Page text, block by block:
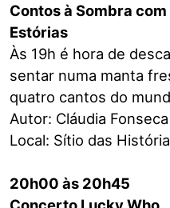
Contos à Sombra
Estórias
Às 19h é hora de
sentar numa manta
quatro cantos do
Autor: Cláudia
Local: Sítio das
20h00 às 20h45